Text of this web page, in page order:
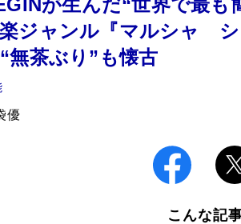
ジャンル『マルシャ
無茶ぶり”も懐古
優
こんな記